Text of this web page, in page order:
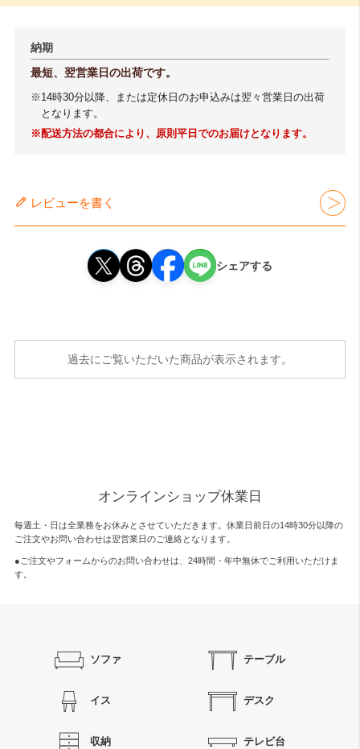
納期
最短、翌営業日の出荷です。
※14時30分以降、または定休日のお申込みは翌々営業日の出荷
となります。
※配送方法の都合により、原則平日でのお届けとなります。
レビューを書く
シェアする
過去にご覧いただいた商品が表示されます。
オンラインショップ休業日
毎週土・日は全業務をお休みとさせていただきます。休業日前日の14時30分以降の
ご注文やお問い合わせは翌営業日のご連絡となります。
●ご注文やフォームからのお問い合わせは、 24時間・年中無休でご利用いただけま
す。
ソファ テーブル
イス デスク
収納 テレビ台